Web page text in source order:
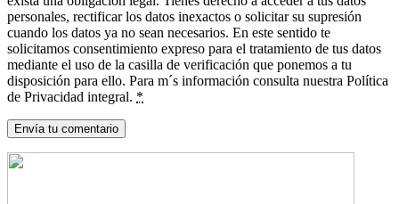
personales, rectificar los datos inexactos o solicitar su supresión
cuando los datos ya no sean necesarios. En este sentido te
solicitamos consentimiento expreso para el tratamiento de tus datos
mediante el uso de la casilla de verificación que ponemos a tu
disposición para ello. Para m´s información consulta nuestra Política
de Privacidad integral. *